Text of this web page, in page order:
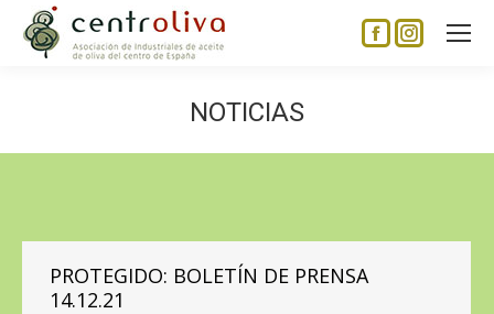
Facebook
Instagram
NOTICIAS
PROTEGIDO: BOLETÍN DE PRENSA
14.12.21